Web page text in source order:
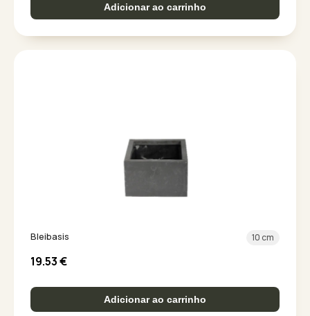
Adicionar ao carrinho
Bleibasis 10 cm
19.53€
Adicionar ao carrinho